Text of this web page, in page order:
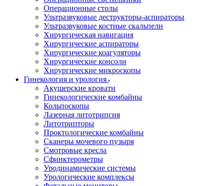
Операционные столы
Ультразвуковые деструкторы-аспираторы
Ультразвуковые костные скальпели
Хирургическая навигация
Хирургические аспираторы
Хирургические коагуляторы
Хирургические консоли
Хирургические микроскопы
Гинекология и урология
Акушерские кровати
Гинекологические комбайны
Кольпоскопы
Лазерная литотрипсия
Литотрипторы
Проктологические комбайны
Сканеры мочевого пузыря
Смотровые кресла
Сфинктерометры
Уродинамические системы
Урологические комплексы